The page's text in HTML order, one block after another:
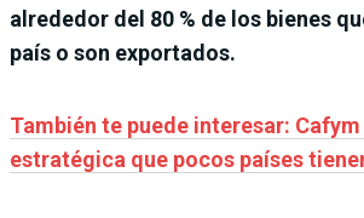
alrededor del 80 % de los bienes
país o son exportados.
También te puede interesar:
estratégica que pocos países